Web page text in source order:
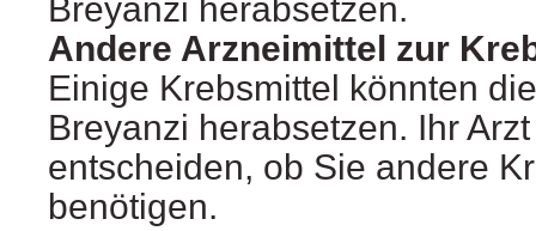
Breyanzi herabsetzen.
Andere Arzneimittel zur
Einige Krebsmittel könnten
Breyanzi herabsetzen. Ihr
entscheiden, ob Sie andere
benötigen.